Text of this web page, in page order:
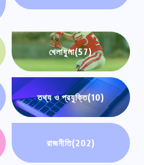
খেলাধুলা(57)
তথ্য ও প্রযুক্তি(10)
রাজনীতি(202)